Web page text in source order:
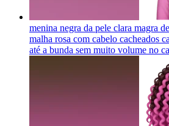
menina negra da pele clara magra
malha rosa com cabelo cacheados
até a bunda sem muito volume no